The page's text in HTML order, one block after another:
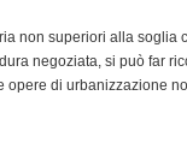
non superiori alla soglia
negoziata, si può far
di urbanizzazione